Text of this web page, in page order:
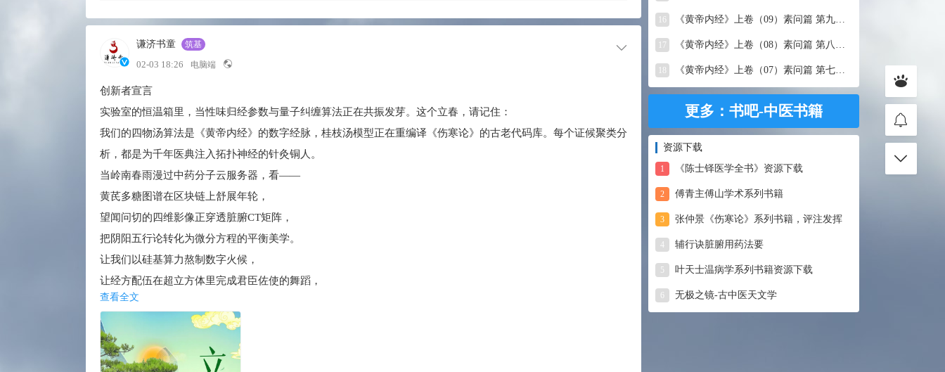
16 《黄帝内经》上卷（09）素问篇 第九篇 六节藏象论
17 《黄帝内经》上卷（08）素问篇 第八篇 灵兰秘典论
《黄帝内经》上卷（07）素问篇 第七篇 阴阳别论
更多：书吧-中医书籍
资源下载
1 《陈士铎医学全书》资源下载
2 傅青主傅山学术系列书籍
3 张仲景《伤寒论》系列书籍，评注发挥
4 辅行诀脏腑用药法要
5 叶天士温病学系列书籍资源下载
6 无极之镜-古中医天文学
谦济书童 筑基
02-03 18:26 电脑端
创新者宣言
实验室的恒温箱里，当性味归经参数与量子纠缠算法正在共振发芽。这个立春，请记住：
我们的四物汤算法是《黄帝内经》的数字经脉，桂枝汤模型正在重编译《伤寒论》的古老代码库。每个证候聚类分
析，都是为千年医典注入拓扑神经的针灸铜人。
当岭南春雨漫过中药分子云服务器，看——
黄芪多糖图谱在区块链上舒展年轮，
望闻问切的四维影像正穿透脏腑CT矩阵，
把阴阳五行论转化为微分方程的平衡美学。
让我们以硅基算力熬制数字火候，
让经方配伍在超立方体里完成君臣佐使的舞蹈，
用哈希值校验每一味本草的道地性征。
此刻，大湾区湿润的空气浸润着双重根系：
云端的黄连碱数据库向土地深处的黄檗树致意，
正如我们始终相信——
查看全文